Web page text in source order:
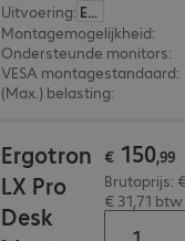
Uitvoering: Europa
Montagemogelijkheid:
Ondersteunde monitors:
VESA montagestandaard:
(Max.) belasting:
Ergotron
LX Pro
Desk
€ 150,99
Brutoprijs:
€ 31,71 btw